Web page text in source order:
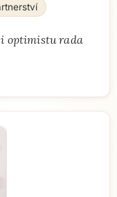
optimistu rada